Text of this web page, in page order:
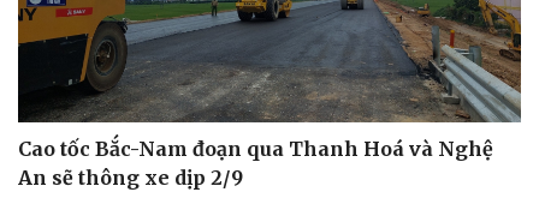
Cao tốc Bắc-Nam đoạn qua Thanh Hoá và Nghệ
An sẽ thông xe dịp 2/9